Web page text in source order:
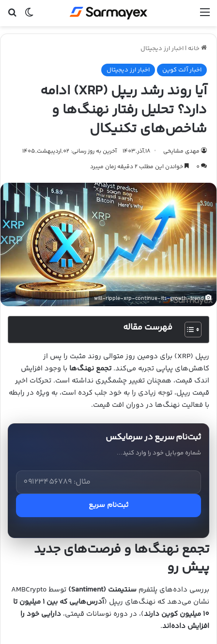
خانه | اخبار ارز دیجیتال
اخبار آلت کوین اخبار ارز دیجیتال
آیا روند رشد ریپل (XRP) ادامه
دارد؟ تحلیل رفتار نهنگ‌ها و
شاخص‌های تکنیکال
مهدی مشایخی 18,آذر,1403
آخرین به روز رسانی: 02,اردیبهشت,1405
0
خواندن این مطلب 2 دقیقه زمان میبرد
will-ripple-xrp-continue-its-growth-trend
فهرست مقاله
ریپل (XRP) برای دومین روز متوالی روند مثبت را پس از
کاهش‌های پیاپی تجربه می‌کند.تجمع نهنگ‌ها با وجود افزایش
اندک قیمت، همچنان تغییر چشمگیری نداشته است. تحرکات اخیر
قیمت ریپل، توجه زیادی را به خود جلب کرده است، به ویژه در رابطه
با فعالیت نهنگ‌ها در دوران افت قیمت.
ثبت‌نام سریع در سرمایکس
شماره موبایل خود را وارد کنید...
ثبت‌نام سریع
تجمع نهنگ‌ها و فرصت‌های جدید
پیش رو
بررسی داده‌های پلتفرم سنتیمنت (Santiment)
توسط AMBCrypto
نشان می‌دهد که نهنگ‌های ریپل (
آدرس‌هایی که بین 1 میلیون تا
10 میلیون کوین دارند
)، در دوره نوسانات قیمتی، دارایی خود را
افزایش داده‌اند.